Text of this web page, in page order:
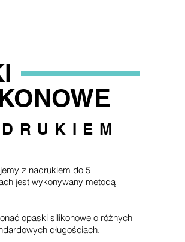
z nadrukiem do 5
jest wykonywany metodą
opaski silikonowe o różnych
długościach.